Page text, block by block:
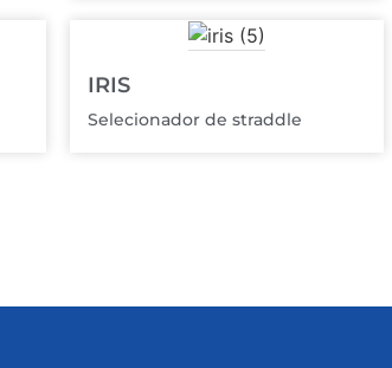
IRIS
Selecionador de straddle